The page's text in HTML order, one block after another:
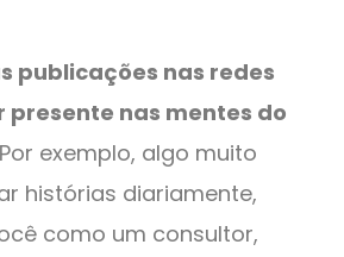
publicações nas redes
presente nas mentes do
Por exemplo, algo muito
histórias diariamente,
como um consultor,